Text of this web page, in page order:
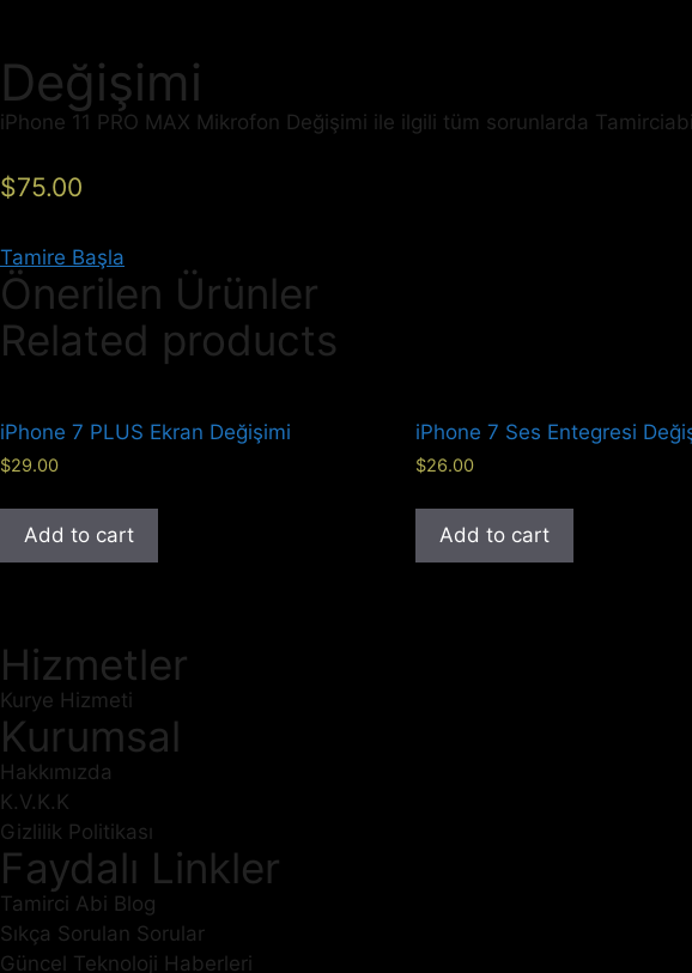
Değişimi
iPhone 11 PRO MAX Mikrofon Değişimi ile ilgili tüm sorunlarda
$75.00
Tamire Başla
Önerilen Ürünler
Related products
iPhone 7 PLUS Ekran Değişimi
$29.00
Add to cart
iPhone 7 Ses Entegresi
$26.00
Add to cart
Hizmetler
Kurye Hizmeti
Kurumsal
Hakkımızda
K.V.K.K
Gizlilik Politikası
Faydalı Linkler
Tamirci Abi Blog
Sıkça Sorulan Sorular
Güncel Teknoloji Haberleri